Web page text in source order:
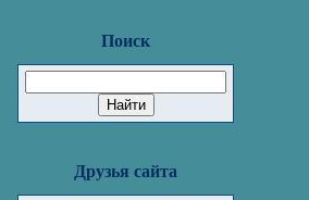
Поиск
Друзья сайта